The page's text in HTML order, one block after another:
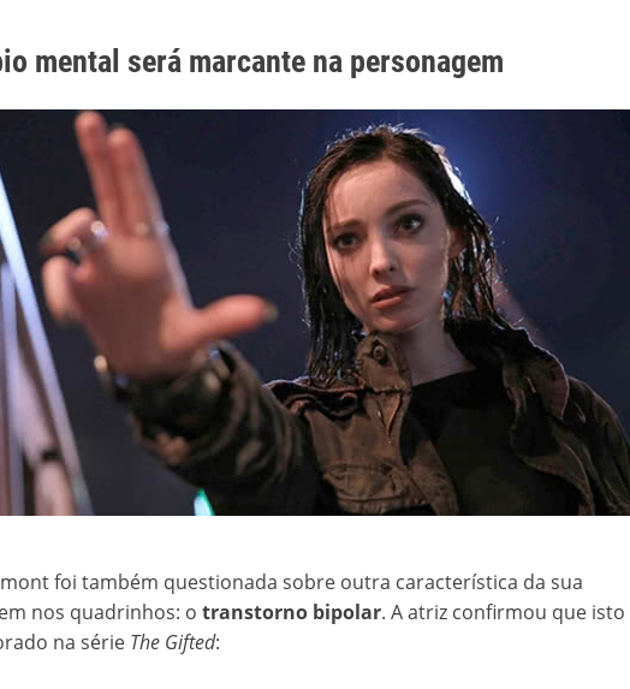
mental será marcante na personagem
foi também questionada sobre outra característica da sua
nos quadrinhos: o transtorno bipolar. A atriz confirmou que isto
na série The Gifted: